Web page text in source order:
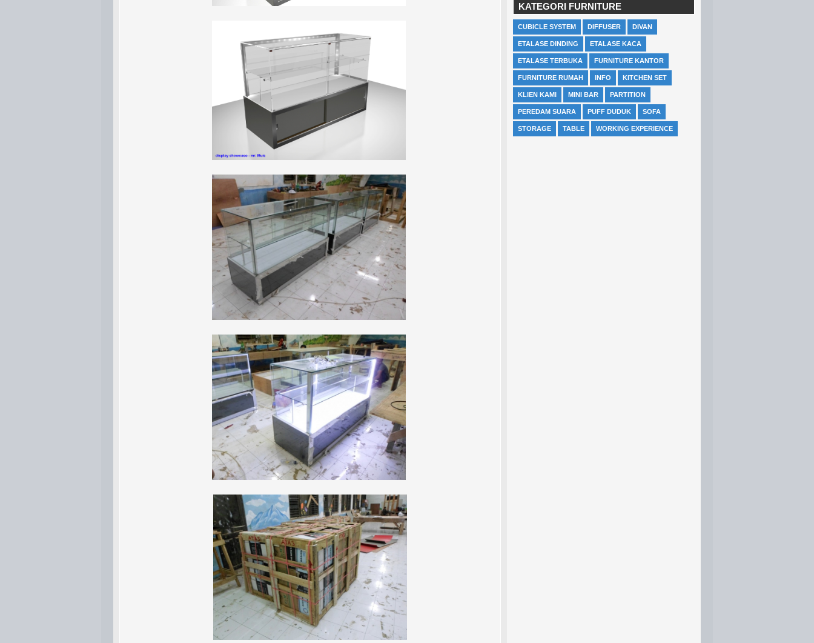
KATEGORI FURNITURE
CUBICLE SYSTEM DIFFUSER DIVAN
ETALASE DINDING ETALASE KACA
ETALASE TERBUKA FURNITURE KANTOR
FURNITURE RUMAH INFO KITCHEN SET
KLIEN KAMI MINI BAR PARTITION
PEREDAM SUARA PUFF DUDUK SOFA
STORAGE TABLE WORKING EXPERIENCE